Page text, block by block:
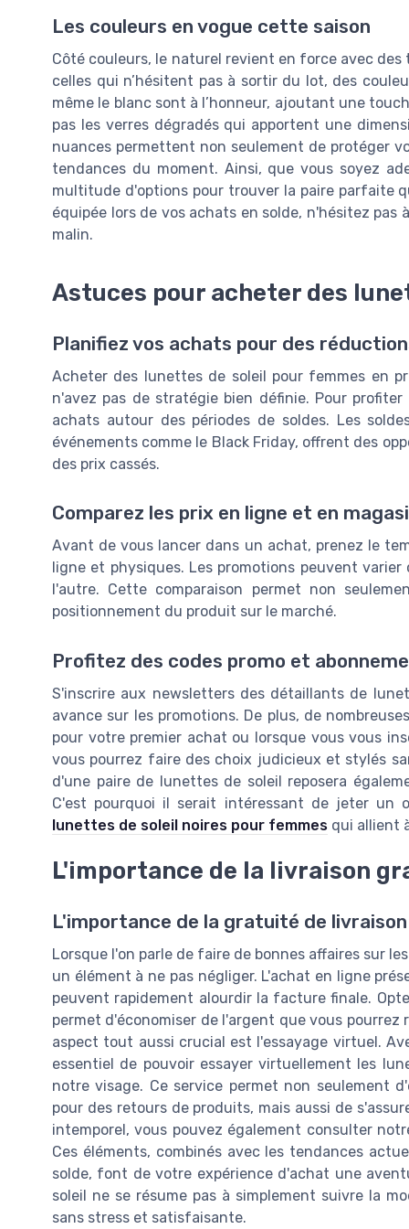
Les couleurs en vogue cette saison
Côté couleurs, le naturel revient en force avec
celles qui n’hésitent pas à sortir du lot, des
même le blanc sont à l’honneur, ajoutant une
pas les verres dégradés qui apportent une
nuances permettent non seulement de protéger
tendances du moment. Ainsi, que vous soyez
multitude d'options pour trouver la paire parfaite
équipée lors de vos achats en solde, n'hésitez
malin.
Astuces pour acheter des
Planifiez vos achats pour des
Acheter des lunettes de soleil pour femmes en
n'avez pas de stratégie bien définie. Pour
achats autour des périodes de soldes. Les
événements comme le Black Friday, offrent des
des prix cassés.
Comparez les prix en ligne et en
Avant de vous lancer dans un achat, prenez le
ligne et physiques. Les promotions peuvent
l'autre. Cette comparaison permet non
positionnement du produit sur le marché.
Profitez des codes promo et
S'inscrire aux newsletters des détaillants de
avance sur les promotions. De plus, de
pour votre premier achat ou lorsque vous vous
vous pourrez faire des choix judicieux et stylés
d'une paire de lunettes de soleil reposera
C'est pourquoi il serait intéressant de jeter un
lunettes de soleil noires pour femmes qui allient
L'importance de la livraison
L'importance de la gratuité de
Lorsque l'on parle de faire de bonnes affaires sur
un élément à ne pas négliger. L'achat en ligne
peuvent rapidement alourdir la facture finale.
permet d'économiser de l'argent que vous
aspect tout aussi crucial est l'essayage virtuel.
essentiel de pouvoir essayer virtuellement les
notre visage. Ce service permet non seulement
pour des retours de produits, mais aussi de
intemporel, vous pouvez également consulter
Ces éléments, combinés avec les tendances
solde, font de votre expérience d'achat une
soleil ne se résume pas à simplement suivre la
sans stress et satisfaisante.